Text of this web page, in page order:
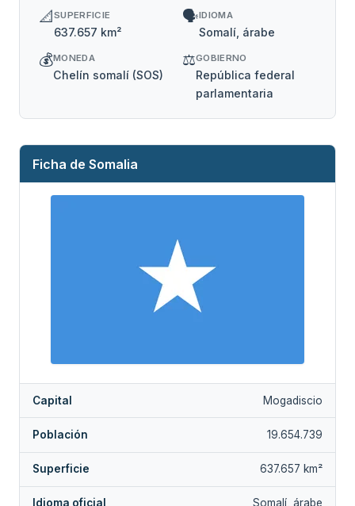
📐SUPERFICIE
637.657 km²
🗣️IDIOMA
Somalí, árabe
💰MONEDA
Chelín somalí (SOS)
⚖️GOBIERNO
República federal
parlamentaria
Ficha de Somalia
Capital Mogadiscio
Población 19.654.739
Superficie 637.657 km²
Idioma oficial Somalí, árabe